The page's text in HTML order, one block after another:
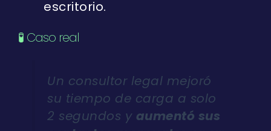
escritorio.
🧪 Caso real
Un consultor legal mejoró
su tiempo de carga a solo
2 segundos y aumentó sus